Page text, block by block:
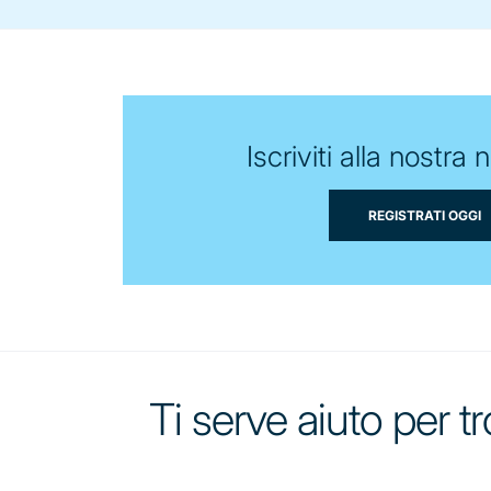
Iscriviti alla nostra
REGISTRATI OGGI
Ti serve aiuto per